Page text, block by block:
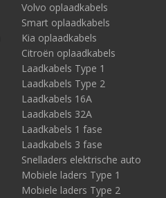
Volvo oplaadkabels
Smart oplaadkabels
Kia oplaadkabels
Citroën oplaadkabels
Laadkabels Type 1
Laadkabels Type 2
Laadkabels 16A
Laadkabels 32A
Laadkabels 1 fase
Laadkabels 3 fase
Snelladers elektrische auto
Mobiele laders Type 1
Mobiele laders Type 2